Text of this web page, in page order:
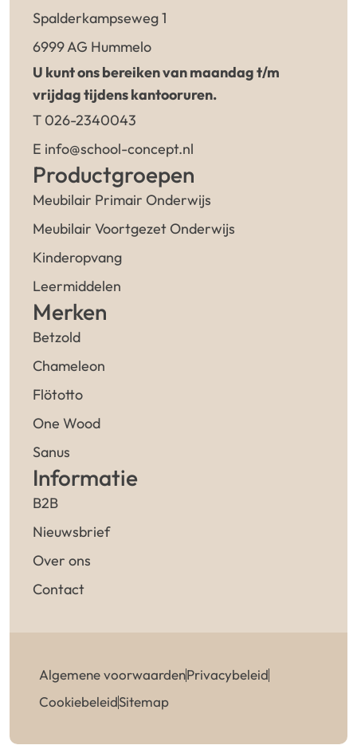
Spalderkampseweg 1
6999 AG Hummelo
U kunt ons bereiken van maandag t/m
vrijdag tijdens kantooruren.
T 026-2340043
E info@school-concept.nl
Productgroepen
Meubilair Primair Onderwijs
Meubilair Voortgezet Onderwijs
Kinderopvang
Leermiddelen
Merken
Betzold
Chameleon
Flötotto
One Wood
Sanus
Informatie
B2B
Nieuwsbrief
Over ons
Contact
Algemene voorwaardenPrivacybeleid
CookiebeleidSitemap